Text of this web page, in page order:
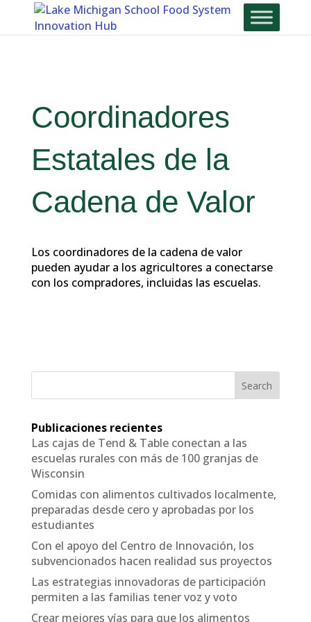
Content
Coordinadores
Estatales de la
Cadena de Valor
Los coordinadores de la cadena de valor
pueden ayudar a los agricultores a conectarse
con los compradores, incluidas las escuelas.
Search
Publicaciones recientes
Las cajas de Tend & Table conectan a las
escuelas rurales con más de 100 granjas de
Wisconsin
Comidas con alimentos cultivados localmente,
preparadas desde cero y aprobadas por los
estudiantes
Con el apoyo del Centro de Innovación, los
subvencionados hacen realidad sus proyectos
Las estrategias innovadoras de participación
permiten a las familias tener voz y voto
Crear mejores vías para que los alimentos